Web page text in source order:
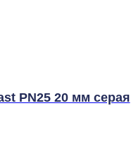
PN25 20 мм серая